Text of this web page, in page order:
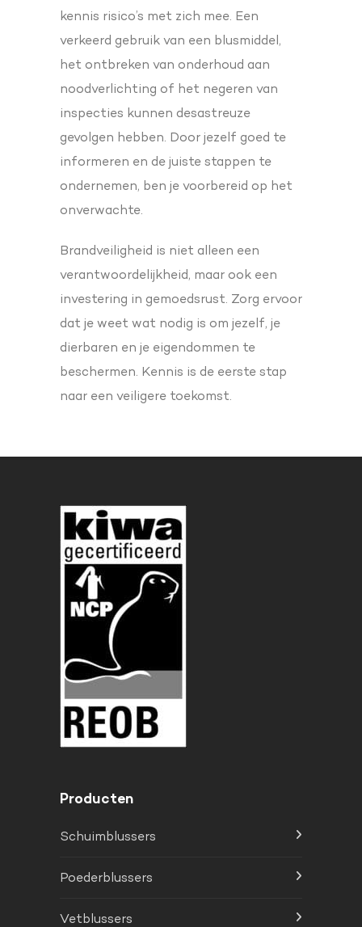
kennis risico’s met zich mee. Een
verkeerd gebruik van een blusmiddel,
het ontbreken van onderhoud aan
noodverlichting of het negeren van
inspecties kunnen desastreuze
gevolgen hebben. Door jezelf goed te
informeren en de juiste stappen te
ondernemen, ben je voorbereid op het
onverwachte.
Brandveiligheid is niet alleen een
verantwoordelijkheid, maar ook een
investering in gemoedsrust. Zorg ervoor
dat je weet wat nodig is om jezelf, je
dierbaren en je eigendommen te
beschermen. Kennis is de eerste stap
naar een veiligere toekomst.
Producten
Schuimblussers
Poederblussers
Vetblussers